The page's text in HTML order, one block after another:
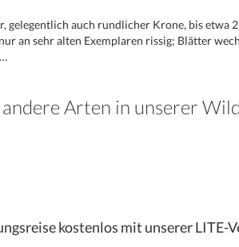
gelegentlich auch rundlicher Krone, bis etwa
an sehr alten Exemplaren rissig; Blätter
andere Arten in unserer
kostenlos mit unserer LITE-